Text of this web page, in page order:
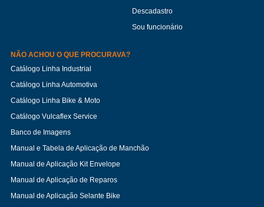
Descadastro
Sou funcionário
NÃO ACHOU O QUE PROCURAVA?
Catálogo Linha Industrial
Catálogo Linha Automotiva
Catálogo Linha Bike & Moto
Catálogo Vulcaflex Service
Banco de Imagens
Manual e Tabela de Aplicação de Manchão
Manual de Aplicação Kit Envelope
Manual de Aplicação de Reparos
Manual de Aplicação Selante Bike